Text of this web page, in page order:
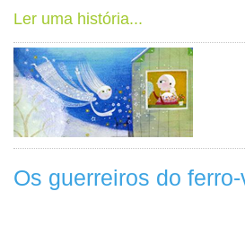
Ler uma história...
Os guerreiros do